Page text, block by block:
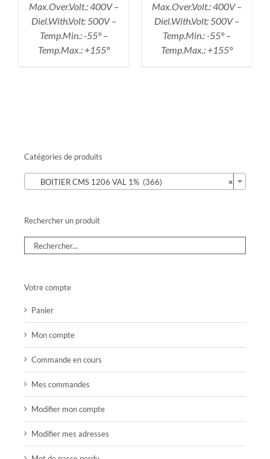
Max.Over.Volt.: 400V –
Diel.With.Volt: 500V –
Temp.Min.: -55° –
Temp.Max.: +155°
Max.Over.Volt.: 400V –
Diel.With.Volt: 500V –
Temp.Min.: -55° –
Temp.Max.: +155°
Catégories de produits
×
BOITIER CMS 1206 VAL 1% (366)
Rechercher un produit
Votre compte
Panier
Mon compte
Commande en cours
Mes commandes
Modifier mon compte
Modifier mes adresses